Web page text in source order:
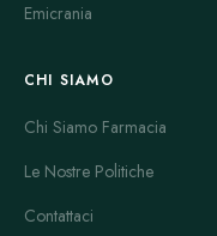
Emicrania
CHI SIAMO
Chi Siamo Farmacia
Le Nostre Politiche
Contattaci